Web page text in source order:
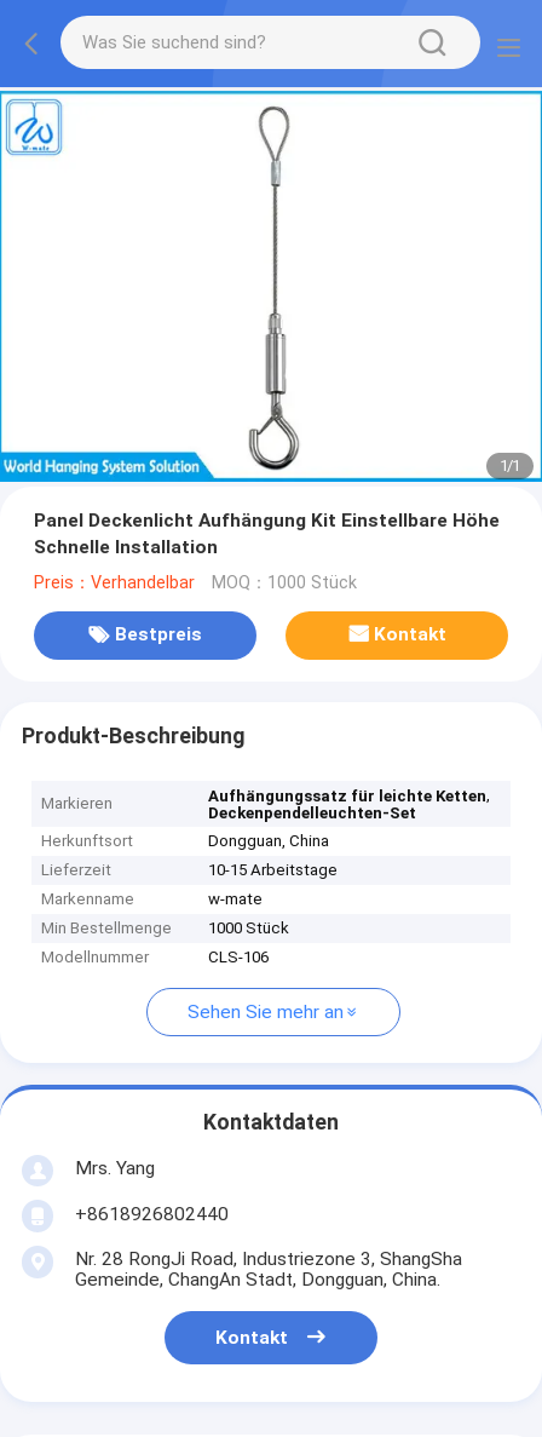
1/1
Panel Deckenlicht Aufhängung Kit Einstellbare Höhe
Schnelle Installation
Preis：Verhandelbar MOQ：1000 Stück
Bestpreis Kontakt
Produkt-Beschreibung
Markieren Aufhängungssatz für leichte Ketten,
Deckenpendelleuchten-Set
Herkunftsort
Dongguan, China
Lieferzeit
10-15 Arbeitstage
Markenname
w-mate
Min Bestellmenge
1000 Stück
Modellnummer
CLS-106
Sehen Sie mehr an
Kontaktdaten
Mrs. Yang
+8618926802440
Nr. 28 RongJi Road, Industriezone 3, ShangSha
Gemeinde, ChangAn Stadt, Dongguan, China.
Kontakt